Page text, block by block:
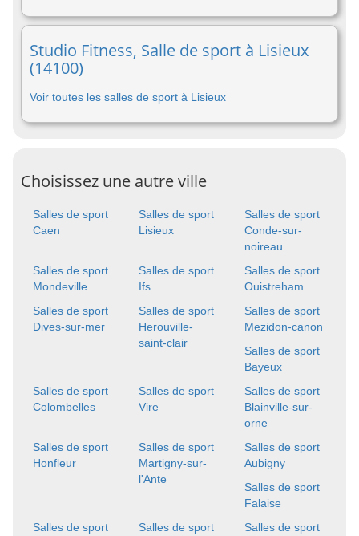
Studio Fitness, Salle de sport à Lisieux
(14100)
Voir toutes les salles de sport à Lisieux
Choisissez une autre ville
Salles de sport
Caen
Salles de sport
Lisieux
Salles de sport
Conde-sur-
noireau
Salles de sport
Mondeville
Salles de sport
Ifs
Salles de sport
Ouistreham
Salles de sport
Dives-sur-mer
Salles de sport
Herouville-
saint-clair
Salles de sport
Mezidon-canon
Salles de sport
Bayeux
Salles de sport
Colombelles
Salles de sport
Vire
Salles de sport
Blainville-sur-
orne
Salles de sport
Honfleur
Salles de sport
Martigny-sur-
l'Ante
Salles de sport
Aubigny
Salles de sport
Falaise
Salles de sport
Salles de sport
Salles de sport